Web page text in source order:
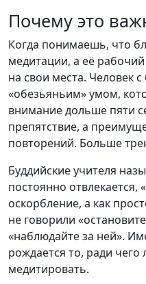
Почему это
Когда понимаешь, что
медитации, а её
на свои места. Человек
«обезьяньим» умом,
внимание дольше пяти
препятствие, а
повторений. Больше
Буддийские учителя
постоянно
оскорбление, а как
не говорили
«наблюдайте за ней».
рождается то, ради
медитировать.